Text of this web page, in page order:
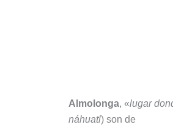
Almolonga, «lugar
náhuatl) son de